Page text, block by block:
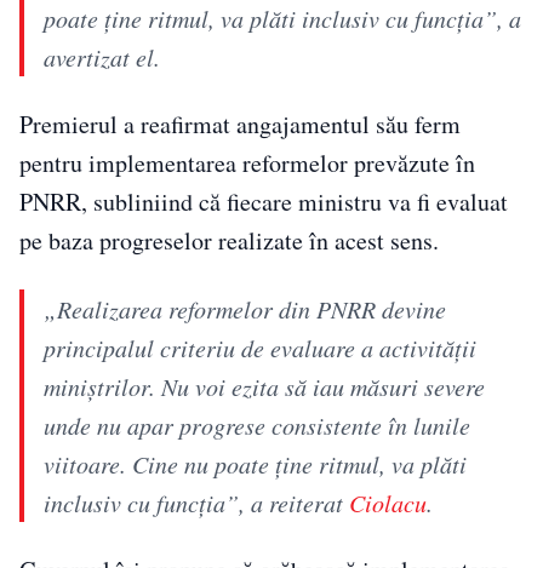
poate ține ritmul, va plăti inclusiv cu funcția”, a
avertizat el.
Premierul a reafirmat angajamentul său ferm
pentru implementarea reformelor prevăzute în
PNRR, subliniind că fiecare ministru va fi evaluat
pe baza progreselor realizate în acest sens.
„Realizarea reformelor din PNRR devine
principalul criteriu de evaluare a activității
miniștrilor. Nu voi ezita să iau măsuri severe
unde nu apar progrese consistente în lunile
viitoare. Cine nu poate ține ritmul, va plăti
inclusiv cu funcția”, a reiterat Ciolacu.